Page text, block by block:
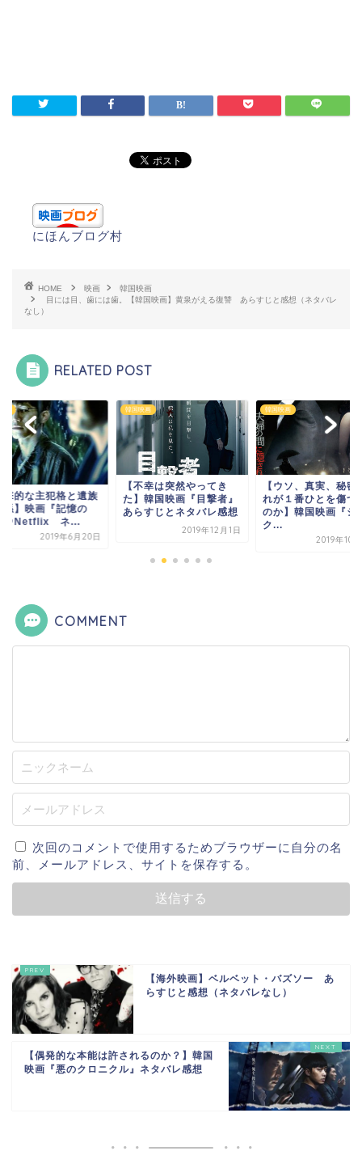
にほんブログ村
HOME 映画
韓国映画
目には目、歯には歯。【韓国映画】黄泉がえる復讐 あらすじと感想（ネタバレ
なし）
RELATED POST
撃的な主犯格と遺族
係】映画『記憶の
＠Netflix ネ...
2019年6月20日
韓国映画
【不幸は突然やってき
た】韓国映画『目撃者』
あらすじとネタバレ感想
2019年12月1日
韓国映画
【ウソ、真実、秘密
れが１番ひとを傷つ
のか】韓国映画『シ
ク...
2019年10
COMMENT
次回のコメントで使用するためブラウザーに自分の名
前、メールアドレス、サイトを保存する。
【海外映画】ベルベット・バズソー あ
らすじと感想（ネタバレなし）
【偶発的な本能は許されるのか？】韓国
映画『悪のクロニクル』ネタバレ感想